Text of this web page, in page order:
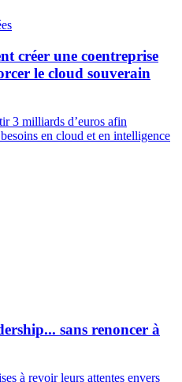
créer une coentreprise
le cloud souverain
3 milliards d’euros afin
en cloud et en intelligence
sans renoncer à
à revoir leurs attentes envers